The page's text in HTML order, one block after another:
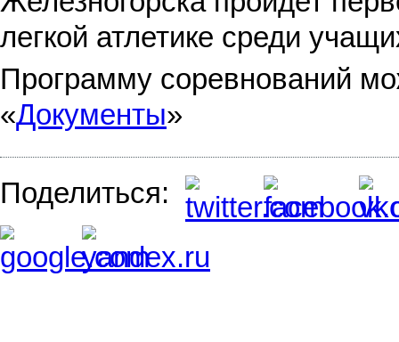
легкой атлетике среди
Программу соревнований
«Документы»
Поделиться: